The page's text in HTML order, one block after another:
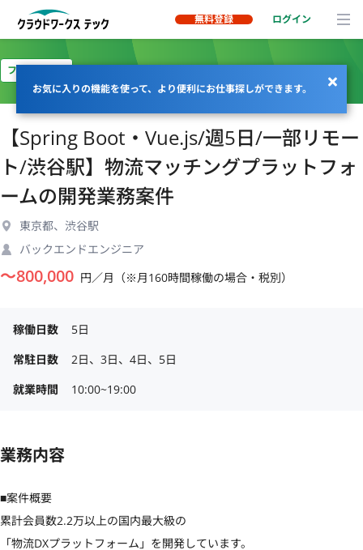
無料登録 ログイン
お気に入りの機能を使って、より便利にお仕事探しができます。
フルリモート
【Spring Boot・Vue.js/週5日/一部リモー
ト/渋谷駅】物流マッチングプラットフォ
ームの開発業務案件
東京都、渋谷駅
バックエンドエンジニア
〜800,000 円／月（※月160時間稼働の場合・税別）
稼働日数
5日
常駐日数
2日、3日、4日、5日
就業時間
10:00~19:00
業務内容
■案件概要
累計会員数2.2万以上の国内最大級の
「物流DXプラットフォーム」を開発しています。